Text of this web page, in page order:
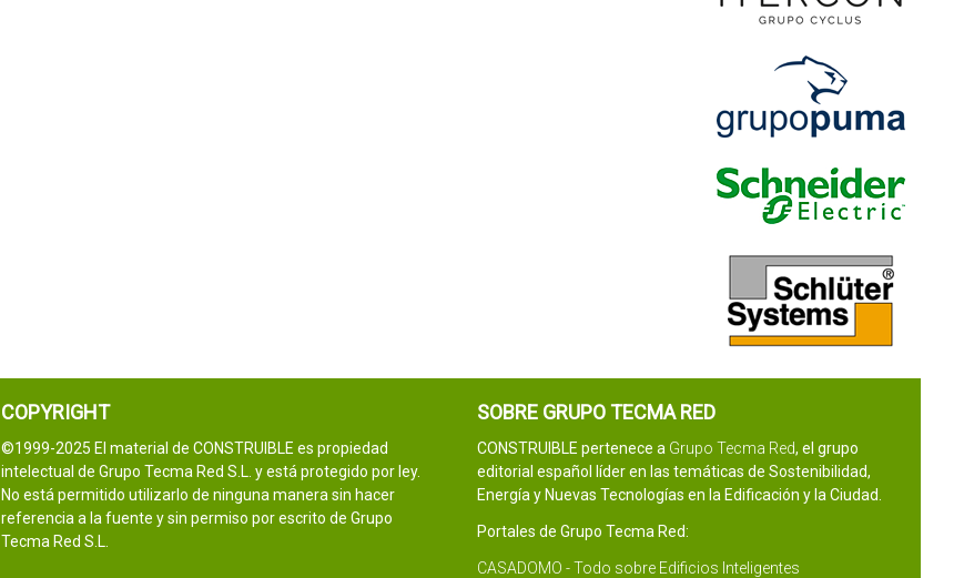
COPYRIGHT
©1999-2025 El material de CONSTRUIBLE es propiedad
intelectual de Grupo Tecma Red S.L. y está protegido por ley.
No está permitido utilizarlo de ninguna manera sin hacer
referencia a la fuente y sin permiso por escrito de Grupo
Tecma Red S.L.
SOBRE GRUPO TECMA RED
CONSTRUIBLE pertenece a Grupo Tecma Red, el grupo
editorial español líder en las temáticas de Sostenibilidad,
Energía y Nuevas Tecnologías en la Edificación y la Ciudad.
Portales de Grupo Tecma Red:
CASADOMO - Todo sobre Edificios Inteligentes